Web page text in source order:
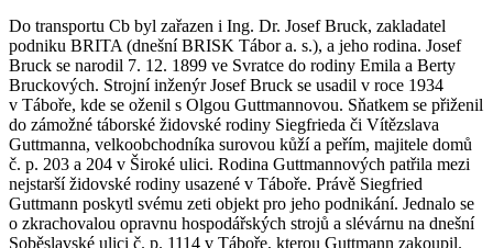
Do transportu Cb byl zařazen i Ing. Dr. Josef Bruck, zakladatel
podniku BRITA (dnešní BRISK Tábor a. s.), a jeho rodina. Josef
Bruck se narodil 7. 12. 1899 ve Svratce do rodiny Emila a Berty
Bruckových. Strojní inženýr Josef Bruck se usadil v roce 1934
v Táboře, kde se oženil s Olgou Guttmannovou. Sňatkem se přiženil
do zámožné táborské židovské rodiny Siegfrieda či Vítězslava
Guttmanna, velkoobchodníka surovou kůží a peřím, majitele domů
č. p. 203 a 204 v Široké ulici. Rodina Guttmannových patřila mezi
nejstarší židovské rodiny usazené v Táboře. Právě Siegfried
Guttmann poskytl svému zeti objekt pro jeho podnikání. Jednalo se
o zkrachovalou opravnu hospodářských strojů a slévárnu na dnešní
Soběslavské ulici č. p. 1114 v Táboře, kterou Guttmann zakoupil.